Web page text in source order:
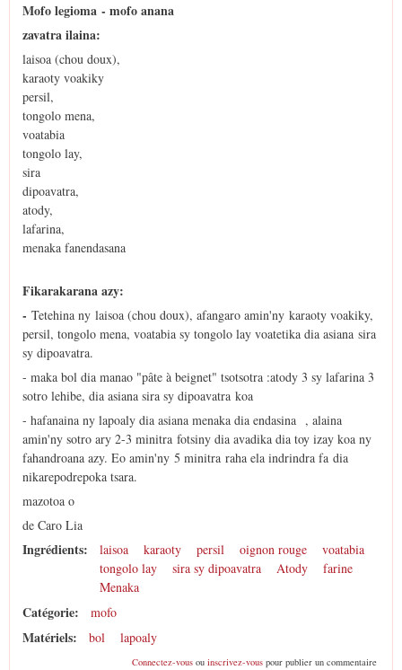
Mofo legioma - mofo anana
zavatra ilaina:
laisoa (chou doux),
karaoty voakiky
persil,
tongolo mena,
voatabia
tongolo lay,
sira
dipoavatra,
atody,
lafarina,
menaka fanendasana
Fikarakarana azy:
- Tetehina ny laisoa (chou doux), afangaro amin'ny karaoty voakiky,
persil, tongolo mena, voatabia sy tongolo lay voatetika dia asiana sira
sy dipoavatra.
- maka bol dia manao "pâte à beignet" tsotsotra :atody 3 sy lafarina 3
sotro lehibe, dia asiana sira sy dipoavatra koa
- hafanaina ny lapoaly dia asiana menaka dia endasina , alaina
amin'ny sotro ary 2-3 minitra fotsiny dia avadika dia toy izay koa ny
fahandroana azy. Eo amin'ny 5 minitra raha ela indrindra fa dia
nikarepodrepoka tsara.
mazotoa o
de Caro Lia
Ingrédients: laisoa karaoty persil oignon rouge
voatabia
tongolo lay
sira sy dipoavatra Atody
farine
Menaka
Catégorie: mofo
Matériels: bol lapoaly
Connectez-vousou inscrivez-vouspour publier un commentaire